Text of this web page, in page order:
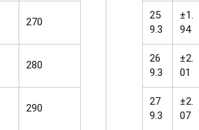
270
25
9.3
±1.
94
280
26
9.3
±2.
01
290
27
9.3
±2.
07